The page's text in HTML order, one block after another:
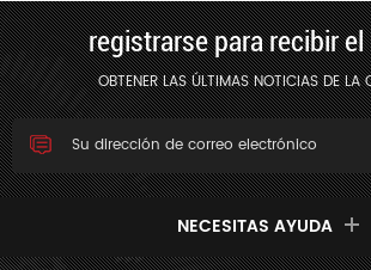
registrarse para recibir
OBTENER LAS ÚLTIMAS NOTICIAS DE LA
NECESITAS AYUDA